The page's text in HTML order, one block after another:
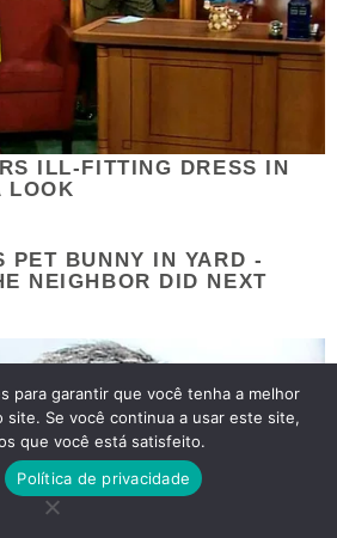
para garantir que você tenha a melhor
site. Se você continua a usar este site,
que você está satisfeito.
Política de privacidade